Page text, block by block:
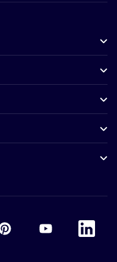
Accor PinterestAccor Youtube
Accor